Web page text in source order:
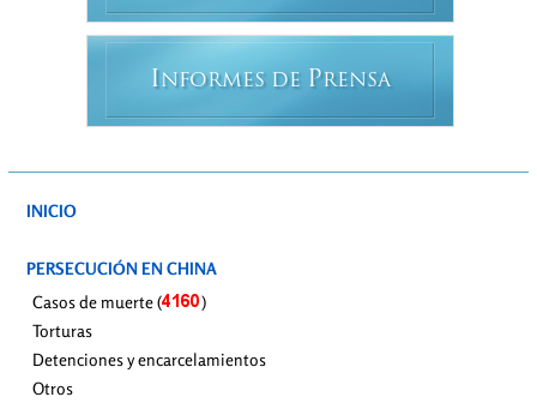
INFORMES DE PRENSA
INICIO
PERSECUCIÓN EN CHINA
Casos de muerte (
)
Torturas
Detenciones y encarcelamientos
Otros